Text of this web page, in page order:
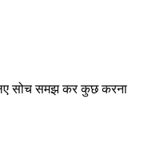
सोच समझ कर कुछ करना